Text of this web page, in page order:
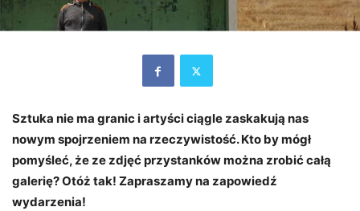
Sztuka nie ma granic i artyści ciągle zaskakują nas
nowym spojrzeniem na rzeczywistość. Kto by mógł
pomyśleć, że ze zdjęć przystanków można zrobić całą
galerię? Otóż tak! Zapraszamy na zapowiedź
wydarzenia!